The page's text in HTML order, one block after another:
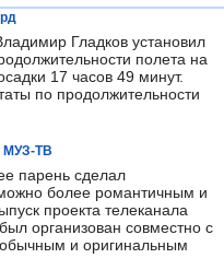
Гладков установил
полета на
17 часов 49 минут.
по продолжительности
МУЗ-ТВ
парень сделал
более романтичным и
проекта телеканала
организован совместно с
и оригинальным